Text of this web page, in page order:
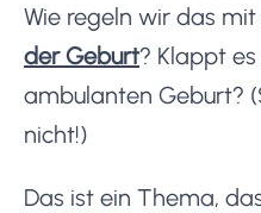
Wie regeln wir das
der Geburt? Klappt
ambulanten Geburt?
nicht!)
Das ist ein Thema,